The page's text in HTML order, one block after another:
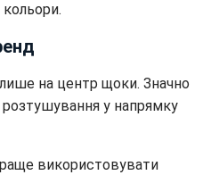
кольори.
лише на центр щоки. Значно
розтушування у напрямку
використовувати